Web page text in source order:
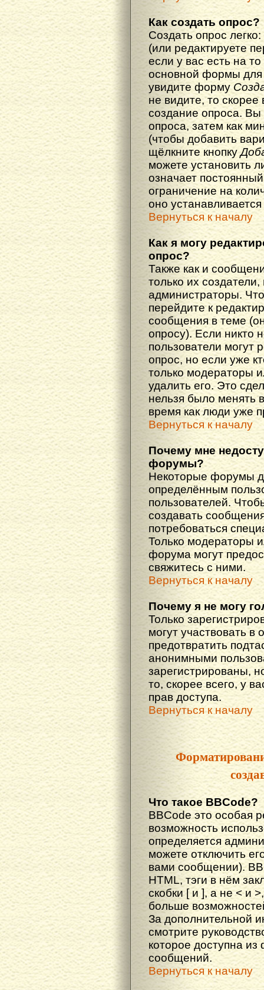
Как создать опрос?
Создать опрос
(или редактируете
если у вас есть на
основной формы
увидите форму
не видите, то скорее
создание опроса.
опроса, затем как
(чтобы добавить
щёлкните кнопку
можете установить
означает
ограничение на
оно
Вернуться к началу
Как я могу
опрос?
Также как и
только их
администраторы.
перейдите к
сообщения в теме
опросу). Если никто
пользователи могут
опрос, но если уже
только модераторы
удалить его. Это
нельзя было менять
время как люди уже
Вернуться к началу
Почему мне
форумы?
Некоторые форумы
определённым
пользователей.
создавать
потребоваться
Только модераторы
форума могут
свяжитесь с ними.
Вернуться к началу
Почему я не могу
Только
могут участвовать в
предотвратить
анонимными
зарегистрированы,
то, скорее всего, у
прав доступа.
Вернуться к началу
Что такое BBCode?
BBCode это особая
возможность
определяется
можете отключить
вами сообщении).
HTML, тэги в нём
скобки [ и ], а не < и
больше
За дополнительной
смотрите
которое доступна
сообщений.
Вернуться к началу